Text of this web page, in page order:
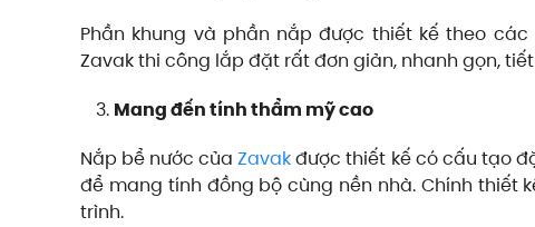
Phần khung và phần nắp được thiết kế theo
Zavak thi công lắp đặt rất đơn giản, nhanh gọn,
Mang đến tính thẩm mỹ cao
Nắp bể nước củaZavakđược thiết kế có cấu tạo
để mang tính đồng bộ cùng nền nhà. Chính thiết
trình.